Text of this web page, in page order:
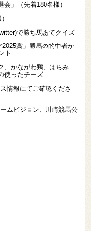
」（先着180名様）
で勝ち馬あてクイズ
賞」勝馬の的中者か
ト
、かながわ鶏、はちみ
使ったチーズ
情報にてご確認くださ
ムビジョン、川崎競馬公